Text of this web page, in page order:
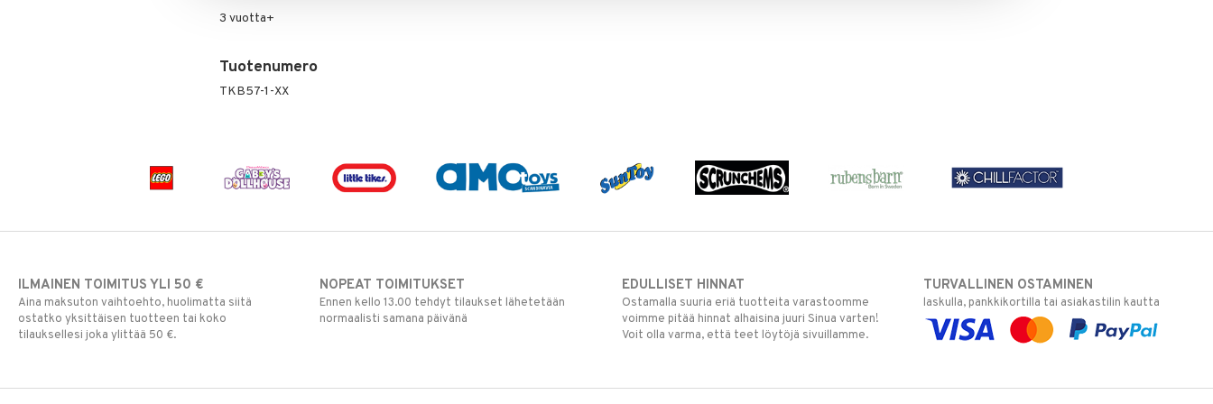
3 vuotta+
Tuotenumero
TKB57-1-XX
ILMAINEN TOIMITUS YLI 50 €
Aina maksuton vaihtoehto, huolimatta siitä
ostatko yksittäisen tuotteen tai koko
tilauksellesi joka ylittää 50 €.
NOPEAT TOIMITUKSET
Ennen kello 13.00 tehdyt tilaukset lähetetään
normaalisti samana päivänä
EDULLISET HINNAT
Ostamalla suuria eriä tuotteita varastoomme
voimme pitää hinnat alhaisina juuri Sinua varten!
Voit olla varma, että teet löytöjä sivuillamme.
TURVALLINEN OSTAMINEN
laskulla, pankkikortilla tai asiakastilin kautta